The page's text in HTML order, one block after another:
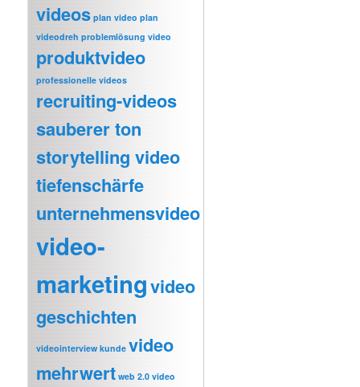
videos plan video plan
videodreh problemlösung video
produktvideo
professionelle videos
recruiting-videos
sauberer ton
storytelling video
tiefenschärfe
unternehmensvideo
video-
marketingvideo
geschichten
videointerview kunde video
mehrwert web 2.0 video